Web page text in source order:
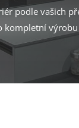
podle vašich
kompletní